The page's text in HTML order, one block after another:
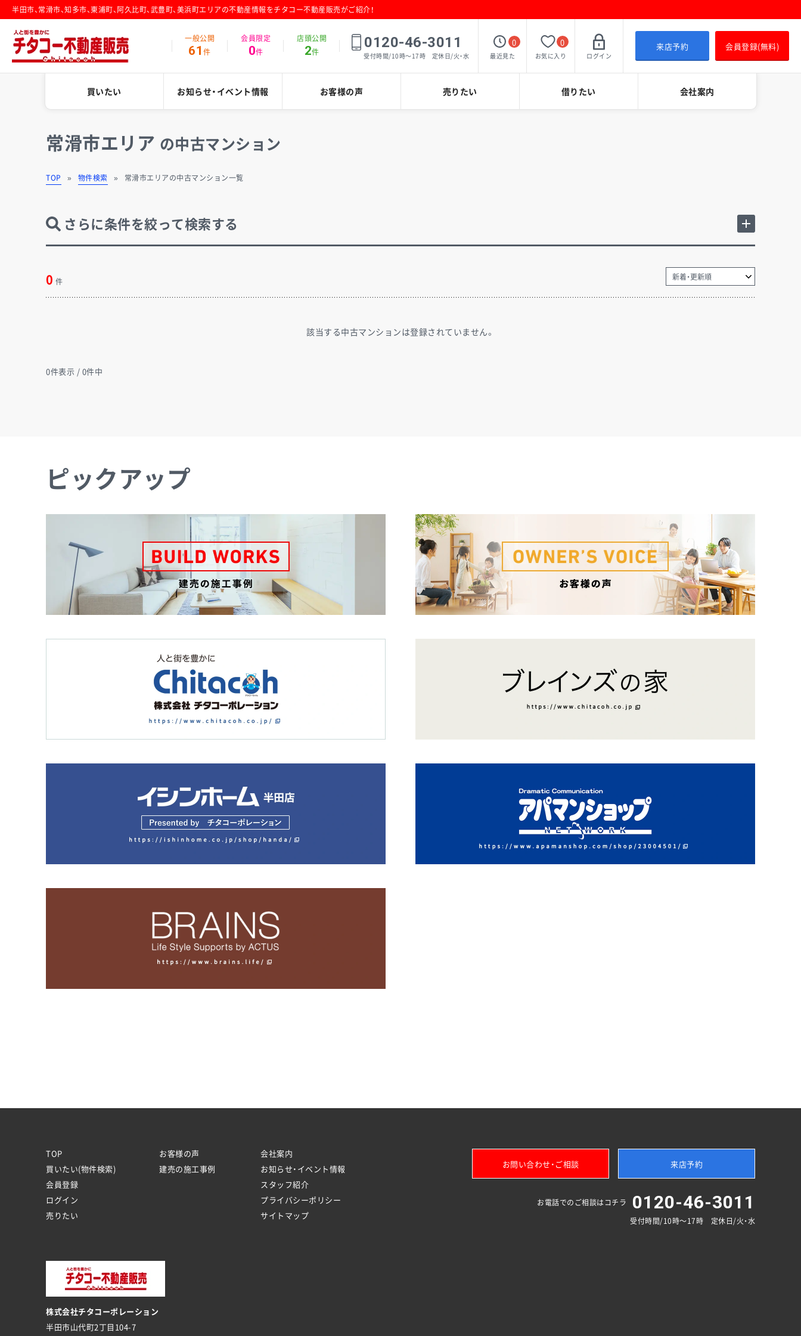
半田市、常滑市、知多市、東浦町、阿久比町、武豊町、美浜町エリアの不動産情報をチタコー不動産販売がご紹介！
一般公開
61件
会員限定
0件
店頭公開
2件
0120-46-3011
受付時間/10時～17時 定休日/火・水
0
最近見た
0
お気に入り ログイン
来店予約 会員登録(無料)
買いたい お知らせ・イベント情報 お客様の声 売りたい 借りたい 会社案内
常滑市エリア の中古マンション
TOP 物件検索 常滑市エリアの中古マンション一覧
さらに条件を絞って検索する
0 件
該当する中古マンションは登録されていません。
0件表示 / 0件中
ピックアップ
TOP
買いたい(物件検索)
会員登録
ログイン
売りたい
お客様の声
建売の施工事例
会社案内
お知らせ・イベント情報
スタッフ紹介
プライバシーポリシー
サイトマップ
お問い合わせ・ご相談 来店予約
お電話でのご相談はコチラ 0120-46-3011
受付時間/10時～17時 定休日/火・水
株式会社チタコーポレーション
半田市山代町2丁目104-7